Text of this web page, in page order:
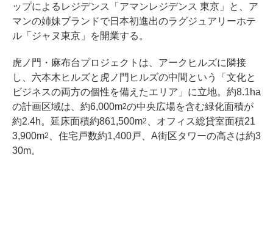
ップによるレジデンス「アマンレジデンス 東京」と、ア
マンの姉妹ブランドで日本初進出のラグジュアリーホテ
ル「ジャヌ東京」を開業する。
虎ノ門・麻布台プロジェクトは、アークヒルズに隣接
し、六本木ヒルズと虎ノ門ヒルズの中間という「文化と
ビジネスの両方の個性を備えたエリア」に立地。約8.1ha
の計画区域は、約6,000m2の中央広場を含む緑化面積が
約2.4h。延床面積約861,500m2
、オフィス総貸室面積21
3,900m2
、住宅戸数約1,400戸、A街区タワーの高さは約3
30m。